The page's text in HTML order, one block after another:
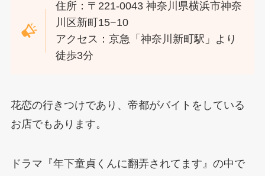
住所：〒221-0043 神奈川県横浜市神奈
川区新町15−10
アクセス：京急「神奈川新町駅」より
徒歩3分
花恋の行きつけであり、帝都がバイトをしている
お店でもあります。
ドラマ『年下童貞くんに翻弄されてます』の中で